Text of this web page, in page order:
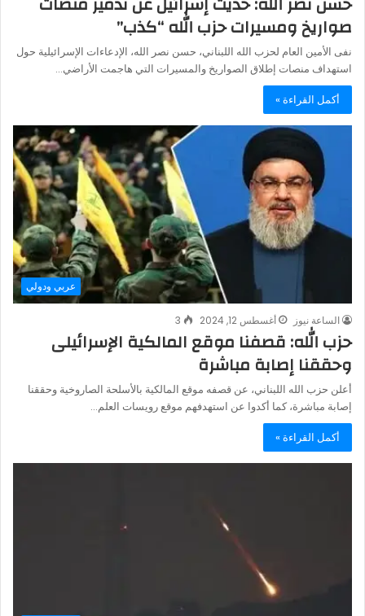
صواريخ ومسيرات حزب الله “كذب”
نفى الأمين العام لحزب الله اللبناني، حسن نصر الله، الإدعاءات الإسرائيلية حول
استهداف منصات إطلاق الصواريخ والمسيرات التي هاجمت الأراضي…
أكمل القراءة »
عربي ودولي
الساعة نيوز أغسطس 12, 2024 3
حزب الله: قصفنا موقع المالكية الإسرائيلى
‏وحققنا إصابة مباشرة‏
أعلن حزب الله اللبناني، عن قصفه موقع المالكية ‏بالأسلحة الصاروخية وحققنا
إصابة مباشرة‏، كما أكدوا عن استهدفهم موقع رويسات ‏العلم…
أكمل القراءة »